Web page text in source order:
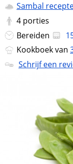
Sambal
4 porties
Bereiden
Kookboek van
Schrijf een